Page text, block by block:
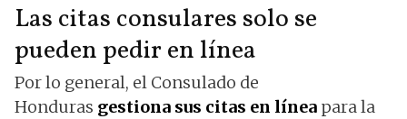
Las citas consulares solo se
pueden pedir en línea
Por lo general, el Consulado de
Honduras gestiona sus citas en línea para la